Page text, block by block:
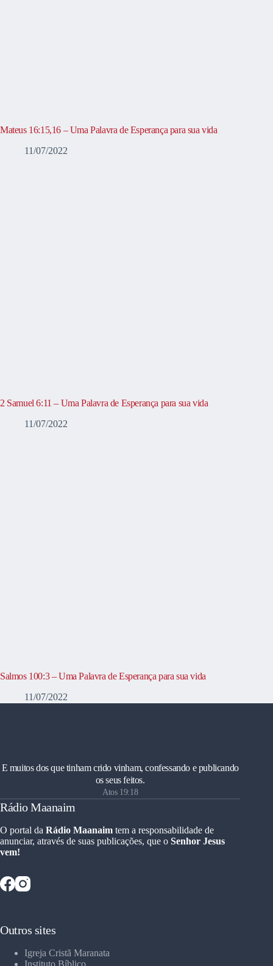
Mateus 16:15,16 – Uma Palavra de Esperança para sua vida
11/07/2022
2 Samuel 6:11 – Uma Palavra de Esperança para sua vida
11/07/2022
Salmos 100:3 – Uma Palavra de Esperança para sua vida
11/07/2022
E muitos dos que tinham crido vinham, confessando e publicando
os seus feitos.
Atos 19:18
Rádio Maanaim
O portal da Rádio Maanaim tem a responsabilidade de
anunciar, através de suas publicações, que o Senhor Jesus
vem!
Outros sites
Igreja Cristã Maranata
Instituto Bíblico